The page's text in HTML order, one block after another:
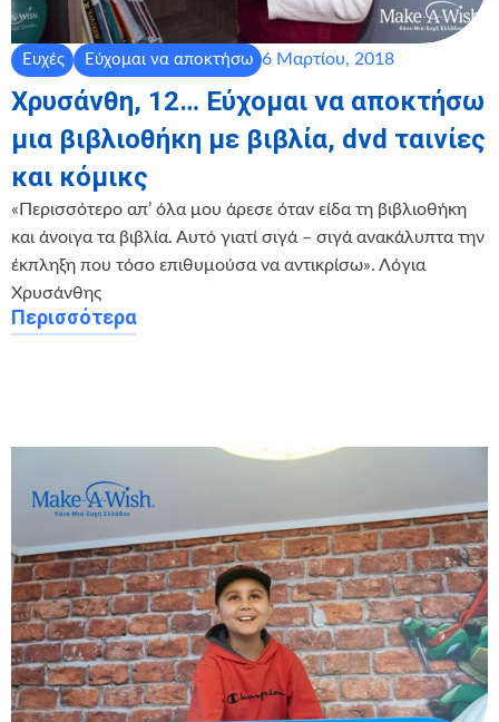
Ευχές Εύχομαι να αποκτήσω 6 Μαρτίου, 2018
Χρυσάνθη, 12… Εύχομαι να αποκτήσω
μια βιβλιοθήκη με βιβλία, dvd ταινίες
και κόμικς
«Περισσότερο απ’ όλα μου άρεσε όταν είδα τη βιβλιοθήκη
και άνοιγα τα βιβλία. Αυτό γιατί σιγά – σιγά ανακάλυπτα την
έκπληξη που τόσο επιθυμούσα να αντικρίσω». Λόγια
Χρυσάνθης
Περισσότερα